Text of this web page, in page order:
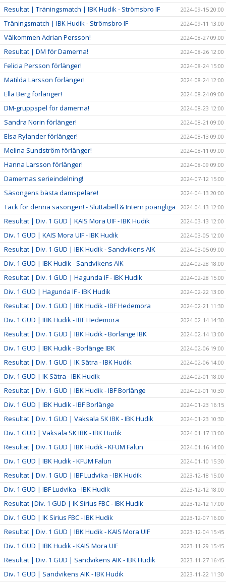
Resultat | Träningsmatch | IBK Hudik - Strömsbro IF 2024-09-15 20:00
Träningsmatch | IBK Hudik - Strömsbro IF 2024-09-11 13:00
Välkommen Adrian Persson! 2024-08-27 09:00
Resultat | DM för Damerna! 2024-08-26 12:00
Felicia Persson förlänger! 2024-08-24 15:00
Matilda Larsson förlänger! 2024-08-24 12:00
Ella Berg förlänger! 2024-08-24 09:00
DM-gruppspel för damerna! 2024-08-23 12:00
Sandra Norin förlänger! 2024-08-21 09:00
Elsa Rylander förlänger! 2024-08-13 09:00
Melina Sundström förlänger! 2024-08-11 09:00
Hanna Larsson förlänger! 2024-08-09 09:00
Damernas serieindelning! 2024-07-12 15:00
Säsongens bästa damspelare! 2024-04-13 20:00
Tack för denna säsongen! - Sluttabell & Intern poängliga 2024-04-13 12:00
Resultat | Div. 1 GUD | KAIS Mora UIF - IBK Hudik 2024-03-13 12:00
Div. 1 GUD | KAIS Mora UIF - IBK Hudik 2024-03-05 12:00
Resultat | Div. 1 GUD | IBK Hudik - Sandvikens AIK 2024-03-05 09:00
Div. 1 GUD | IBK Hudik - Sandvikens AIK 2024-02-28 18:00
Resultat | Div. 1 GUD | Hagunda IF - IBK Hudik 2024-02-28 15:00
Div. 1 GUD | Hagunda IF - IBK Hudik 2024-02-22 13:00
Resultat | Div. 1 GUD | IBK Hudik - IBF Hedemora 2024-02-21 11:30
Div. 1 GUD | IBK Hudik - IBF Hedemora 2024-02-14 14:30
Resultat | Div. 1 GUD | IBK Hudik - Borlänge IBK 2024-02-14 13:00
Div. 1 GUD | IBK Hudik - Borlänge IBK 2024-02-06 19:00
Resultat | Div. 1 GUD | IK Sätra - IBK Hudik 2024-02-06 14:00
Div. 1 GUD | IK Sätra - IBK Hudik 2024-02-01 18:00
Resultat | Div. 1 GUD | IBK Hudik - IBF Borlänge 2024-02-01 10:30
Div. 1 GUD | IBK Hudik - IBF Borlänge 2024-01-23 16:15
Resultat | Div. 1 GUD | Vaksala SK IBK - IBK Hudik 2024-01-23 10:30
Div. 1 GUD | Vaksala SK IBK - IBK Hudik 2024-01-17 13:00
Resultat | Div. 1 GUD | IBK Hudik - KFUM Falun 2024-01-16 14:00
Div. 1 GUD | IBK Hudik - KFUM Falun 2024-01-10 15:30
Resultat | Div. 1 GUD | IBF Ludvika - IBK Hudik 2023-12-18 15:00
Div. 1 GUD | IBF Ludvika - IBK Hudik 2023-12-12 18:00
Resultat |Div. 1 GUD | IK Sirius FBC - IBK Hudik 2023-12-12 17:00
Div. 1 GUD | IK Sirius FBC - IBK Hudik 2023-12-07 16:00
Resultat | Div. 1 GUD | IBK Hudik - KAIS Mora UIF 2023-12-04 15:45
Div. 1 GUD | IBK Hudik - KAIS Mora UIF 2023-11-29 15:45
Resultat | Div. 1 GUD | Sandvikens AIK - IBK Hudik 2023-11-27 16:45
Div. 1 GUD | Sandvikens AIK - IBK Hudik 2023-11-22 11:30